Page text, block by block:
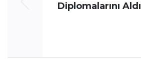
Diplomalarını Aldı